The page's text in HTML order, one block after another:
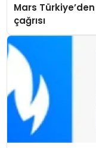
Mars
çağrısı